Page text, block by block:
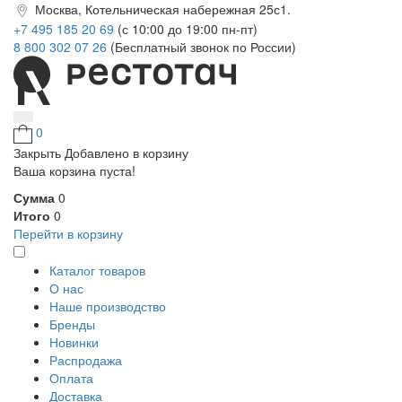
Москва, Котельническая набережная 25с1.
+7 495 185 20 69 (с 10:00 до 19:00 пн-пт)
8 800 302 07 26 (Бесплатный звонок по России)
0
Закрыть Добавлено в корзину
Ваша корзина пуста!
Сумма 0
Итого 0
Перейти в корзину
Каталог товаров
О нас
Наше производство
Бренды
Новинки
Распродажа
Оплата
Доставка